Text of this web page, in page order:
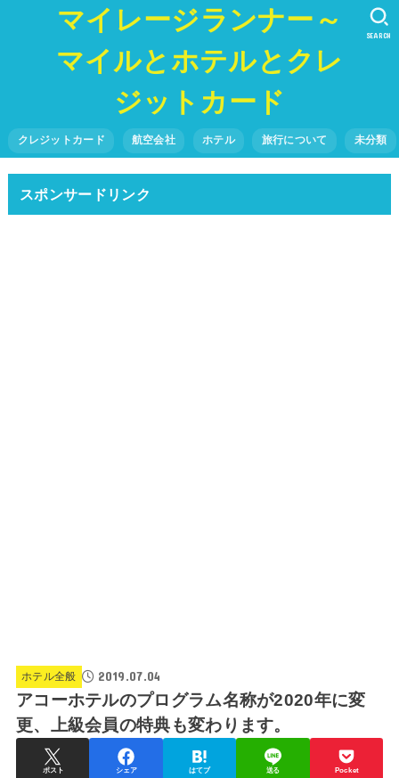
マイレージランナー～
マイルとホテルとクレ
ジットカード
クレジットカード 航空会社 ホテル 旅行について 未分類
SEARCH
スポンサードリンク
ホテル全般 2019.07.04
アコーホテルのプログラム名称が2020年に変
更、上級会員の特典も変わります。
ポスト シェア はてブ 送る Pocket